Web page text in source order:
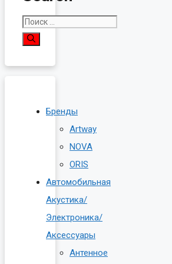
Поиск:
Бренды
Artway
NOVA
ORIS
Автомобильная
Акустика/
Электроника/
Аксессуары
Антенное